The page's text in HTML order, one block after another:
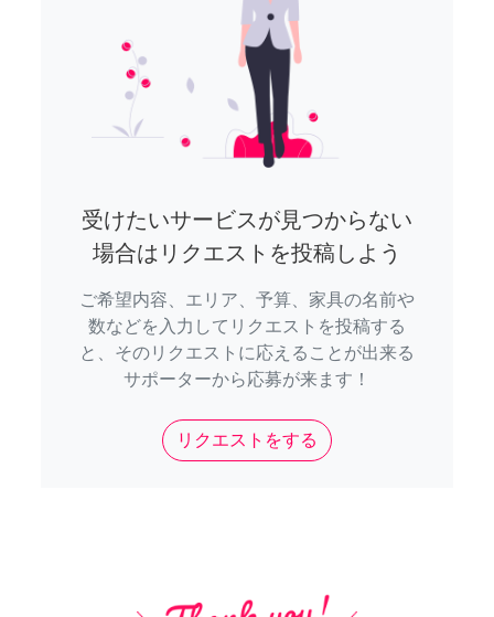
受けたいサービスが見つからない
場合はリクエストを投稿しよう
ご希望内容、エリア、予算、家具の名前や
数などを入力してリクエストを投稿する
と、そのリクエストに応えることが出来る
サポーターから応募が来ます！
リクエストをする